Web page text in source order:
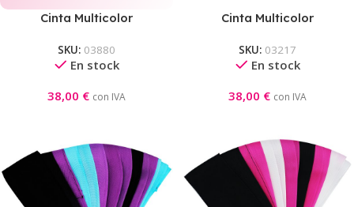
Cinta Multicolor
Azul-Naranja-Amarillo
SKU: 03880
En stock
38,00 € con IVA
Cinta Multicolor
Violeta-Naranja-Amarillo
SKU: 03217
En stock
38,00 € con IVA